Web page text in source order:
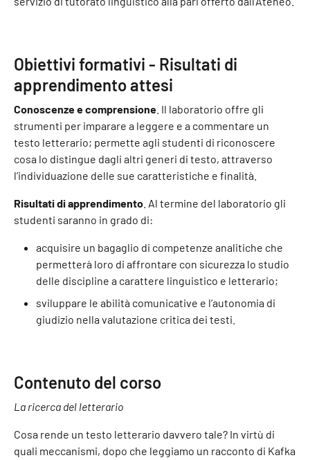
Obiettivi formativi - Risultati di
apprendimento attesi
Conoscenze e comprensione . Il laboratorio offre gli
strumenti per imparare a leggere e a commentare un
testo letterario; permette agli studenti di riconoscere
cosa lo distingue dagli altri generi di testo, attraverso
l’individuazione delle sue caratteristiche e finalità.
Risultati di apprendimento . Al termine del laboratorio gli
studenti saranno in grado di:
acquisire un bagaglio di competenze analitiche che
permetterà loro di affrontare con sicurezza lo studio
delle discipline a carattere linguistico e letterario;
sviluppare le abilità comunicative e l’autonomia di
giudizio nella valutazione critica dei testi.
Contenuto del corso
La ricerca del letterario
Cosa rende un testo letterario davvero tale? In virtù di
quali meccanismi, dopo che leggiamo un racconto di Kafka